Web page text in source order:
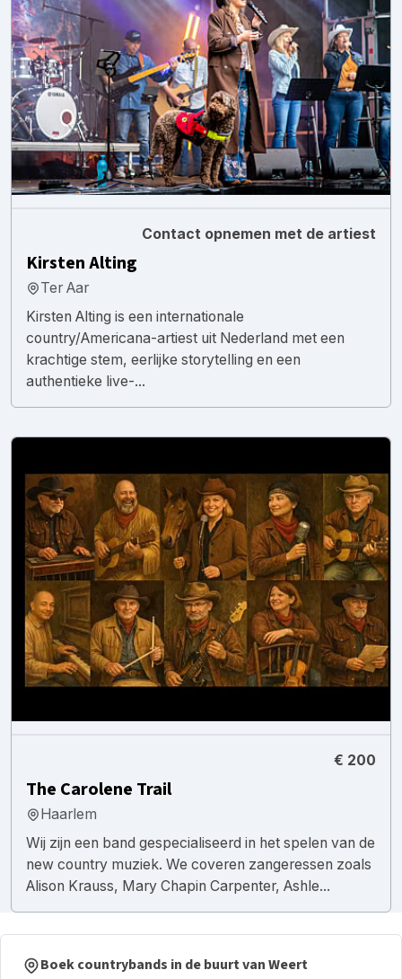
Contact opnemen met de artiest
Kirsten Alting
Ter Aar
Kirsten Alting is een internationale
country/Americana-artiest uit Nederland met een
krachtige stem, eerlijke storytelling en een
authentieke live-...
€ 200
The Carolene Trail
Haarlem
Wij zijn een band gespecialiseerd in het spelen van de
new country muziek. We coveren zangeressen zoals
Alison Krauss, Mary Chapin Carpenter, Ashle...
Boek countrybands in de buurt van Weert